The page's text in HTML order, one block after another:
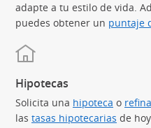
adapte a tu estilo de vida.
puedes obtener un puntaje
Hipotecas
Solicita una hipoteca o
las tasas hipotecarias (Se
de